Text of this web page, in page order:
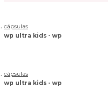
cápsulas
wp ultra kids - wp
cápsulas
wp ultra kids - wp